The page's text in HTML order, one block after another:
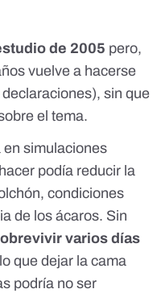
de 2005 pero,
vuelve a hacerse
sin que
el tema.
simulaciones
podía reducir la
condiciones
de los ácaros. Sin
varios días
que dejar la cama
podría no ser